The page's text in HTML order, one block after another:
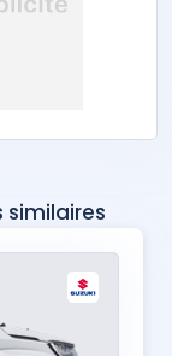
similaires